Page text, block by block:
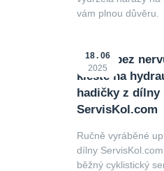
vám plnou důvěru.
Servis bez
kleště na
hadičky z dílny
ServisKol.com
18
06
2025
Ručně vyráběné
dílny
běžný cyklistický